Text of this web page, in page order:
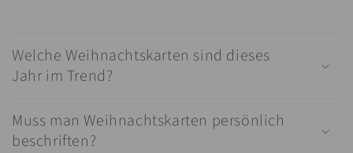
Welche Weihnachtskarten sind dieses
Jahr im Trend?
Muss man Weihnachtskarten persönlich
beschriften?